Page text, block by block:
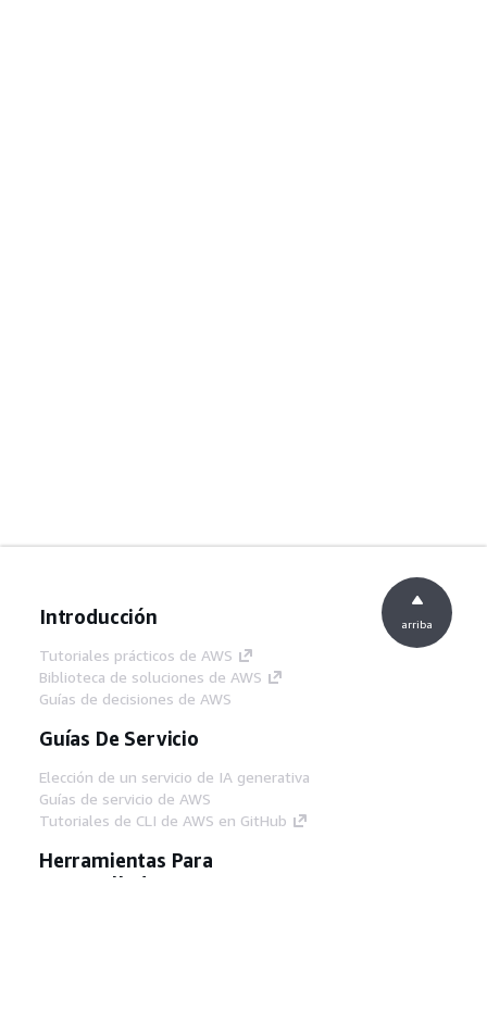
Introducción
Tutoriales prácticos de AWS
Biblioteca de soluciones de AWS
Guías de decisiones de AWS
Guías De Servicio
Elección de un servicio de IA generativa
Guías de servicio de AWS
Tutoriales de CLI de AWS en GitHub
Herramientas Para
Desarrolladores
arriba